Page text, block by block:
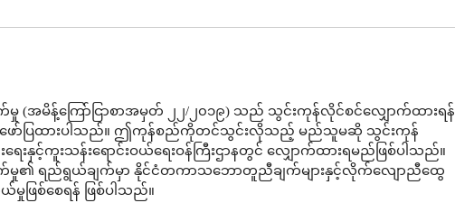
(အမိန့်ကြော်ငြာစာအမှတ် ၂၂/၂၀၁၉) သည် သွင်းကုန်လိုင်စင်လျှောက်ထားရန်
ဖော်ပြထားပါသည်။ ဤကုန်စည်ကိုတင်သွင်းလိုသည့် မည်သူမဆို သွင်းကုန်
ေးနှင့်ကူးသန်းရောင်းဝယ်ရေးဝန်ကြီးဌာနတွင် လျှောက်ထားရမည်ဖြစ်ပါသည်။
မှု၏ ရည်ရွယ်ချက်မှာ နိုင်ငံတကာသဘောတူညီချက်များနှင့်လိုက်လျောညီထွေ
ဖြစ်စေရန် ဖြစ်ပါသည်။